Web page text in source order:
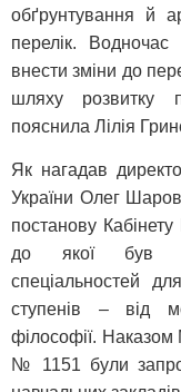
обґрунтування й
перелік. Водночас
внести зміни до
шляху розвитку
пояснила Лілія
Як нагадав
України Олег
постанову
до якої був
спеціальностей
ступенів – від
філософії.
№ 1151 були